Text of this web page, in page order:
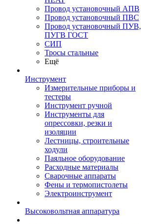
Провод установочный АПВ
Провод установочный ПВС
Провод установочный ПУВ,
ПУГВ ГОСТ
СИП
Тросы стальные
Ещё
Инструмент
Измерительные приборы и
тестеры
Инструмент ручной
Инструменты для
опрессовки, резки и
изоляции
Лестницы, строительные
ходули
Паяльное оборудование
Расходные материалы
Сварочные аппараты
Фены и термопистолеты
Электроинструмент
Высоковольтная аппаратура